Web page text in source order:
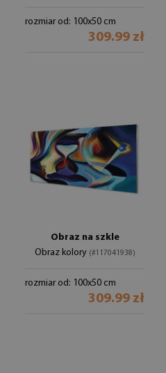
rozmiar od: 100x50 cm
309.99 zł
Obraz na szkle
Obraz kolory (#117041938)
rozmiar od: 100x50 cm
309.99 zł